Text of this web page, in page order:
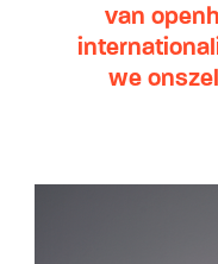
van
we